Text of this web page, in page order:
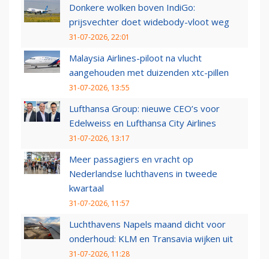
Donkere wolken boven IndiGo:
prijsvechter doet widebody-vloot weg
31-07-2026, 22:01
Malaysia Airlines-piloot na vlucht
aangehouden met duizenden xtc-pillen
31-07-2026, 13:55
Lufthansa Group: nieuwe CEO’s voor
Edelweiss en Lufthansa City Airlines
31-07-2026, 13:17
Meer passagiers en vracht op
Nederlandse luchthavens in tweede
kwartaal
31-07-2026, 11:57
Luchthavens Napels maand dicht voor
onderhoud: KLM en Transavia wijken uit
31-07-2026, 11:28